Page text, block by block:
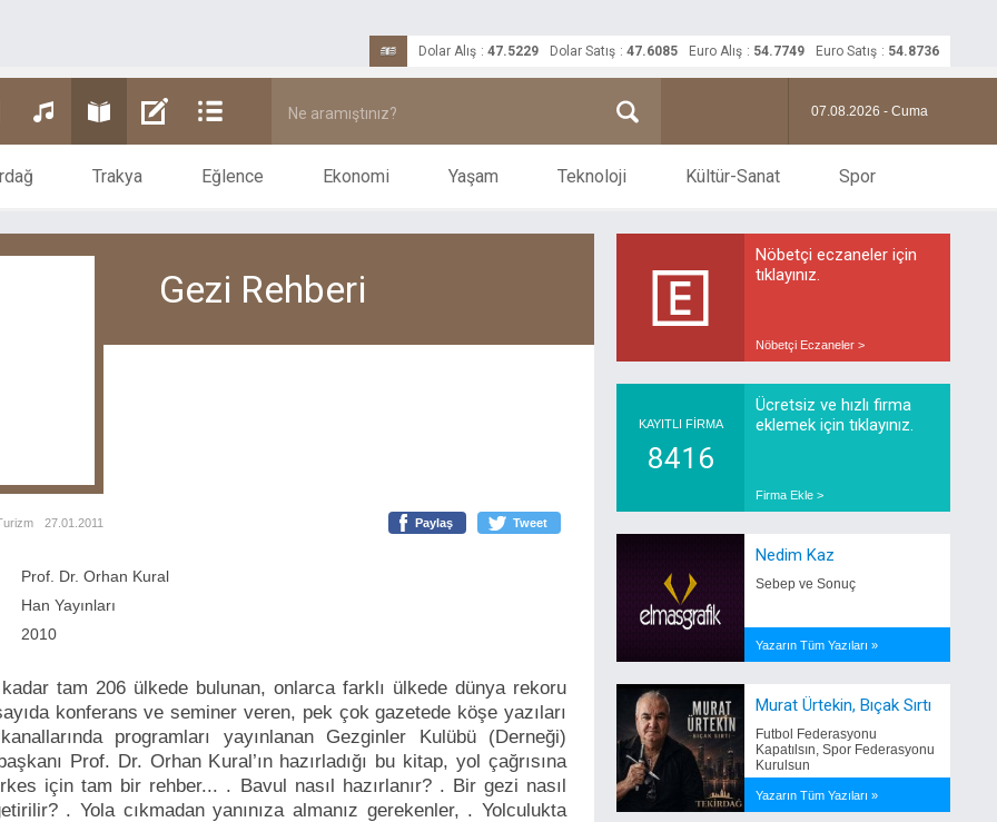
Dolar Alış : 47.5229 Dolar Satış : 47.6085 Euro Alış : 54.7749 Euro Satış : 54.8736
07.08.2026 - Cuma
Trakya Eğlence Ekonomi Yaşam Teknoloji Kültür-Sanat Spor
Gezi Rehberi
27.01.2011 Paylaş Tweet
Prof. Dr. Orhan Kural
Han Yayınları
2010
tam 206 ülkede bulunan, onlarca farklı ülkede dünya rekoru
konferans ve seminer veren, pek çok gazetede köşe yazıları
programları yayınlanan Gezginler Kulübü (Derneği)
Prof. Dr. Orhan Kural’ın hazırladığı bu kitap, yol çağrısına
için tam bir rehber... . Bavul nasıl hazırlanır? . Bir gezi nasıl
. Yola cıkmadan yanınıza almanız gerekenler, . Yolculukta
Nöbetçi eczaneler için
tıklayınız.
Nöbetçi Eczaneler >
KAYITLI FİRMA
8416
Ücretsiz ve hızlı firma
eklemek için tıklayınız.
Firma Ekle >
Nedim Kaz
Sebep ve Sonuç
Yazarın Tüm Yazıları »
Murat Ürtekin, Bıçak Sırtı
Futbol Federasyonu
Kapatılsın, Spor Federasyonu
Kurulsun
Yazarın Tüm Yazıları »